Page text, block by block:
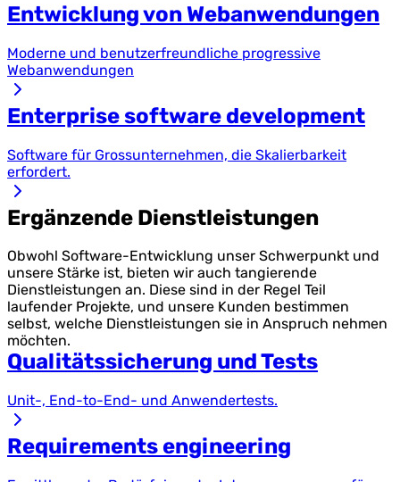
Entwicklung von Webanwendungen
Moderne und benutzerfreundliche progressive
Webanwendungen
Enterprise software development
Software für Grossunternehmen, die Skalierbarkeit
erfordert.
Ergänzende Dienstleistungen
Obwohl Software-Entwicklung unser Schwerpunkt und
unsere Stärke ist, bieten wir auch tangierende
Dienstleistungen an. Diese sind in der Regel Teil
laufender Projekte, und unsere Kunden bestimmen
selbst, welche Dienstleistungen sie in Anspruch nehmen
möchten.
Qualitätssicherung und Tests
Unit-, End-to-End- und Anwendertests.
Requirements engineering